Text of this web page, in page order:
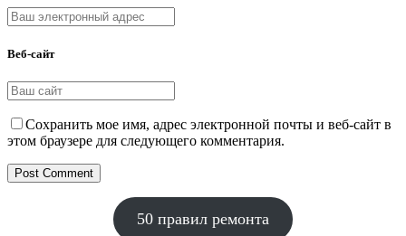
Веб-сайт
Сохранить мое имя, адрес электронной почты и веб-сайт в
этом браузере для следующего комментария.
50 правил ремонта